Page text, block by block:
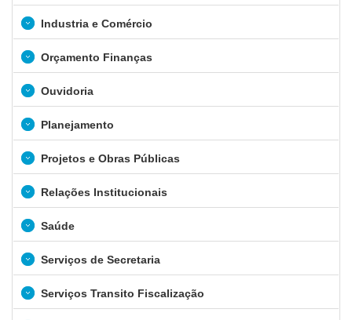
Industria e Comércio
Orçamento Finanças
Ouvidoria
Planejamento
Projetos e Obras Públicas
Relações Institucionais
Saúde
Serviços de Secretaria
Serviços Transito Fiscalização